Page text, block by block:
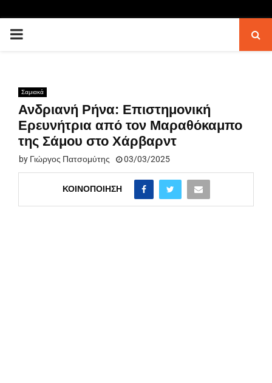
PRIMARY
Σαμιακά
Ανδριανή Ρήνα: Επιστημονική
Ερευνήτρια από τον Μαραθόκαμπο
της Σάμου στο Χάρβαρντ
by Γιώργος Πατσομύτης 03/03/2025
ΚΟΙΝΟΠΟΊΗΣΗ